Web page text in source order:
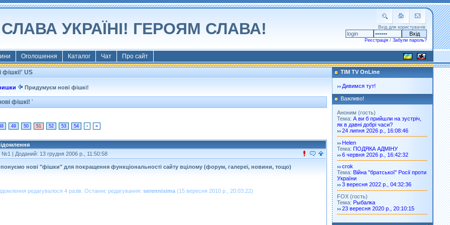
СЛАВА УКРАЇНІ! ГЕРОЯМ СЛАВА! Вхід для користувачів:
Реєстрація / Забули пароль?
Оголошення Каталог Чат Про сайт
US
Придумуєм нові фішкі!
фішкі! '
49 50 51 52 53 54 › »
№1 | Доданий: 13 грудня 2006 р., 11:50:58
нові "фішки" для покращення функціональності сайту вцілому (форум, галереї, новини, тощо)
редагувалося 4 разів. Останнє редагування: serennisima (15 вересня 2010 р., 20:03:22)
TIM TV OnLine
Дивимся тут!
Важливо!
Аноним (гость)
Тема: А ви б прийшли на зустріч,
як в давні добрі часи?
24 липня 2026 р., 16:08:46
Helen
Тема: ПОДЯКА АДМІНУ
6 червня 2026 р., 16:42:32
crok
Тема: Війна "братської" Росії проти
України
3 вересня 2022 р., 04:32:36
FOX (гость)
Тема: Рыбалка
23 вересня 2020 р., 20:10:15